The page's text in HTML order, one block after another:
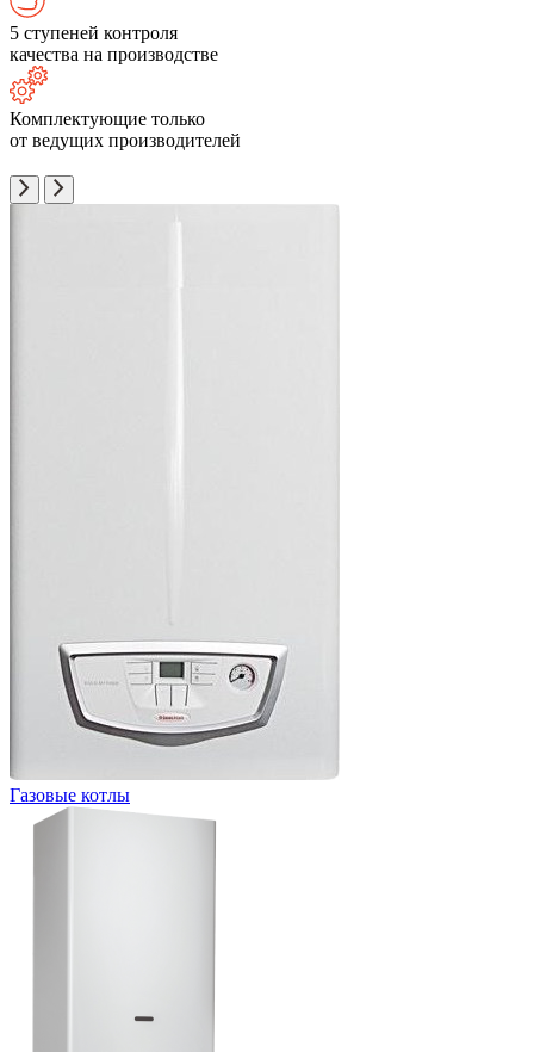
5 ступеней контроля
качества на производстве
Комплектующие только
от ведущих производителей
Газовые котлы